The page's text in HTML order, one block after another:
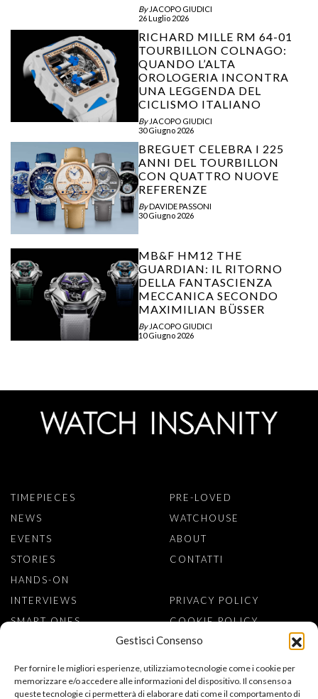
Gestisci Consenso
Per fornire le migliori esperienze, utilizziamo tecnologie come i cookie per
memorizzare e/o accedere alle informazioni del dispositivo. Il consenso a
queste tecnologie ci permetterà di elaborare dati come il comportamento di
By JACOPO GIUDICI
26 Luglio 2026
RICHARD MILLE RM 64-01
TOURBILLON COLNAGO:
QUANDO L’ALTA
OROLOGERIA INCONTRA
UNA LEGGENDA DEL
CICLISMO ITALIANO
By JACOPO GIUDICI
30 Giugno 2026
BREGUET CELEBRA I 225
ANNI DEL TOURBILLON
CON QUATTRO NUOVE
REFERENZE
ByDAVIDE PASSONI
30 Giugno 2026
MB&F HM12 THE
GUARDIAN: IL RITORNO
DELLA FANTASCIENZA
MECCANICA SECONDO
MAXIMILIAN BÜSSER
By JACOPO GIUDICI
10 Giugno 2026
TIMEPIECES
NEWS
EVENTS
STORIES
HANDS-ON
INTERVIEWS
SMART ONES
PRE-LOVED
WATCHOUSE
ABOUT
CONTATTI
PRIVACY POLICY
COOKIE POLICY
ISCRIVITI ALLA NEWSLETTER